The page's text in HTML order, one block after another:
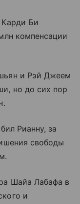
Карди Би
компенсации
и Рэй Джеем
но до сих пор
Рианну, за
свободы
Шайа Лабафа в
и